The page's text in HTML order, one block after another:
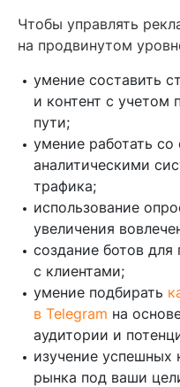
Чтобы управлять
на продвинутом
умение составить
и контент с учетом
пути;
умение работать
аналитическими
трафика;
использование
увеличения
создание ботов
с клиентами;
умение подбирать
в Telegram на
аудитории и
изучение успешных
рынка под ваши